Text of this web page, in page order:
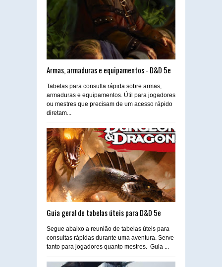
Armas, armaduras e equipamentos - D&D 5e
Tabelas para consulta rápida sobre armas,
armaduras e equipamentos. Útil para jogadores
ou mestres que precisam de um acesso rápido
diretam...
Guia geral de tabelas úteis para D&D 5e
Segue abaixo a reunião de tabelas úteis para
consultas rápidas durante uma aventura. Serve
tanto para jogadores quanto mestres. Guia ...